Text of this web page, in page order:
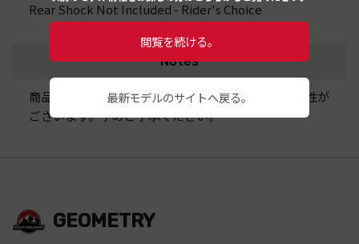
Rear Shock Not Included - Rider's Choice
Notes
商品の仕様と価格に関して予告なく変更となる可能性が
ございます。予めご了承ください。
GEOMETRY
閲覧を続ける。
最新モデルのサイトへ戻る。